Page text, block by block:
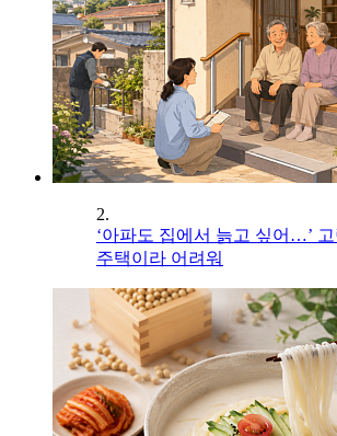
2.
‘아파도 집에서 늙고 싶어…’
주택이라 어려워